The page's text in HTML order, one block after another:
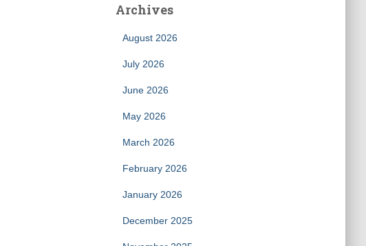
Archives
August 2026
July 2026
June 2026
May 2026
March 2026
February 2026
January 2026
December 2025